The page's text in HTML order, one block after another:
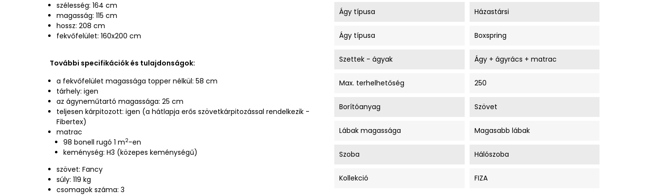
szélesség: 164 cm
magasság: 115 cm
hossz: 208 cm
fekvőfelület: 160x200 cm
További specifikációk és tulajdonságok:
a fekvőfelület magassága topper nélkül: 58 cm
tárhely: igen
az ágyneműtartó magassága: 25 cm
teljesen kárpitozott: igen (a hátlapja erős szövetkárpitozással rendelkezik -
Fibertex)
matrac
98 bonell rugó 1 m2-en
keménység: H3 (közepes keménységű)
szövet: Fancy
súly: 119 kg
csomagok száma: 3
Ágy típusa Házastársi
Ágy típusa Boxspring
Szettek - ágyak Ágy + ágyrács + matrac
Max. terhelhetőség 250
Borítóanyag Szövet
Lábak magassága Magasabb lábak
Szoba Hálószoba
Kollekció FIZA